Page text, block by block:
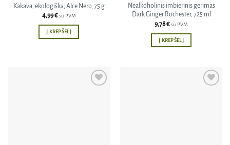
Kakava, ekologiška, Alce Nero, 75 g
4,99€ su PVM
Į KREPŠELĮ
Nealkoholinis imbierinis gėrimas
Dark Ginger Rochester, 725 ml
9,78€su PVM
Į KREPŠELĮ